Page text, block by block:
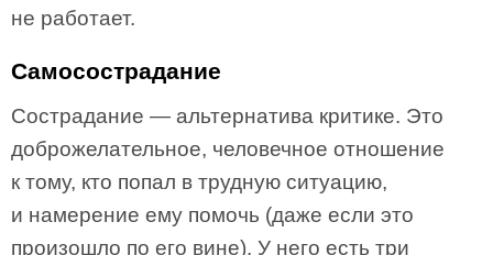
не работает.
Самосострадание
Сострадание — альтернатива критике. Это
доброжелательное, человечное отношение
к тому, кто попал в трудную ситуацию,
и намерение ему помочь (даже если это
произошло по его вине). У него есть три